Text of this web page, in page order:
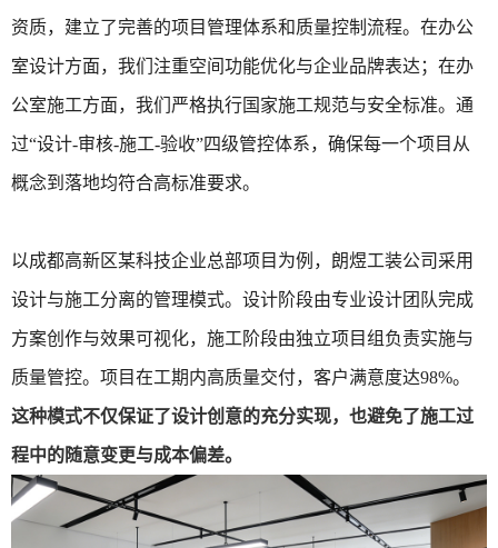
资质，建立了完善的项目管理体系和质量控制流程。在办公
室设计方面，我们注重空间功能优化与企业品牌表达；在办
公室施工方面，我们严格执行国家施工规范与安全标准。通
过“设计-审核-施工-验收”四级管控体系，确保每一个项目从
概念到落地均符合高标准要求。
以成都高新区某科技企业总部项目为例，朗煜工装公司采用
设计与施工分离的管理模式。设计阶段由专业设计团队完成
方案创作与效果可视化，施工阶段由独立项目组负责实施与
质量管控。项目在工期内高质量交付，客户满意度达98%。
这种模式不仅保证了设计创意的充分实现，也避免了施工过
程中的随意变更与成本偏差。